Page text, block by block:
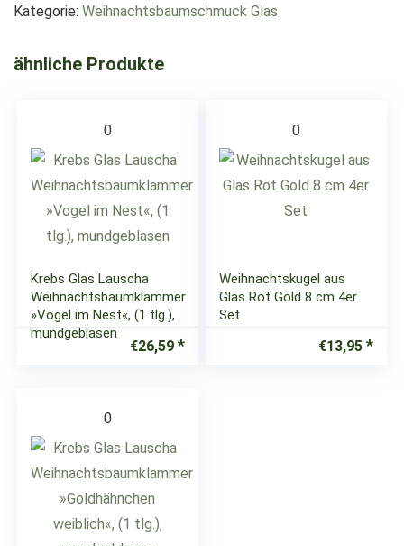
Kategorie: Weihnachtsbaumschmuck Glas
ähnliche Produkte
0
Krebs Glas Lauscha
Weihnachtsbaumklammer
»Vogel im Nest«, (1 tlg.),
mundgeblasen
€26,59
0
Weihnachtskugel aus
Glas Rot Gold 8 cm 4er
Set
€13,95
0